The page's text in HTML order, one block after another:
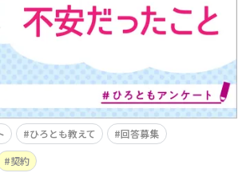
月の料金はどれくらいか」「困った時の
か」などなど、さまざまな不安がありま
ひろとも教えて
回答募集
契約